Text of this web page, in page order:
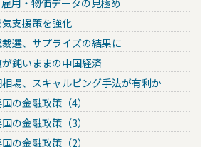
用・物価データの見極め
支援策を強化
選、サプライズの結果に
鈍いままの中国経済
場、スキャルピング手法が有利か
の金融政策（4）
の金融政策（3）
の金融政策（2）